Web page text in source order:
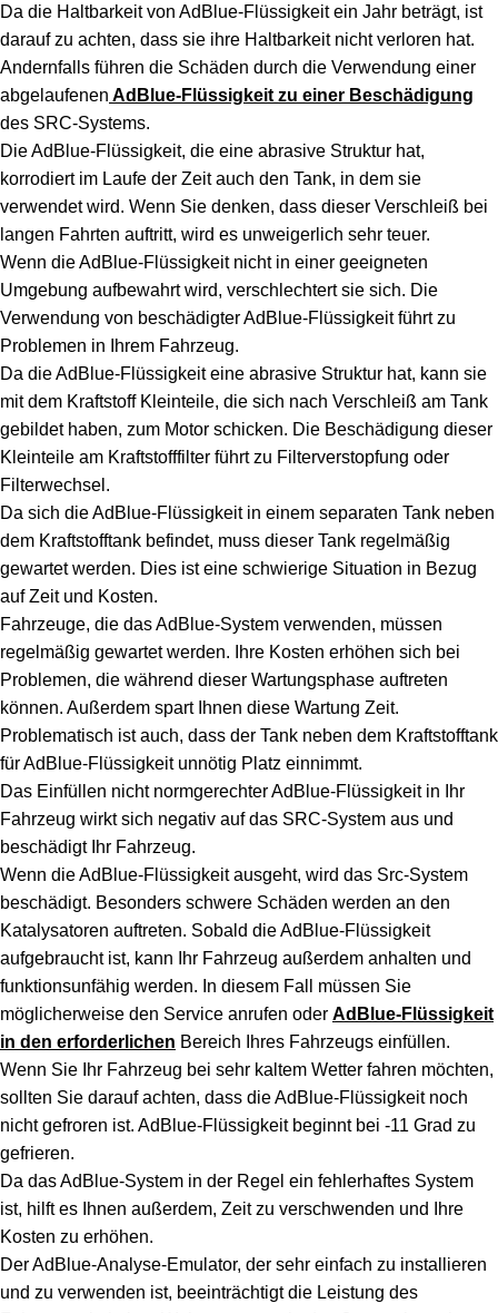
Da die Haltbarkeit von AdBlue-Flüssigkeit ein Jahr beträgt, ist
darauf zu achten, dass sie ihre Haltbarkeit nicht verloren hat.
Andernfalls führen die Schäden durch die Verwendung einer
abgelaufenen AdBlue-Flüssigkeit zu einer Beschädigung
des SRC-Systems.
Die AdBlue-Flüssigkeit, die eine abrasive Struktur hat,
korrodiert im Laufe der Zeit auch den Tank, in dem sie
verwendet wird. Wenn Sie denken, dass dieser Verschleiß bei
langen Fahrten auftritt, wird es unweigerlich sehr teuer.
Wenn die AdBlue-Flüssigkeit nicht in einer geeigneten
Umgebung aufbewahrt wird, verschlechtert sie sich. Die
Verwendung von beschädigter AdBlue-Flüssigkeit führt zu
Problemen in Ihrem Fahrzeug.
Da die AdBlue-Flüssigkeit eine abrasive Struktur hat, kann sie
mit dem Kraftstoff Kleinteile, die sich nach Verschleiß am Tank
gebildet haben, zum Motor schicken. Die Beschädigung dieser
Kleinteile am Kraftstofffilter führt zu Filterverstopfung oder
Filterwechsel.
Da sich die AdBlue-Flüssigkeit in einem separaten Tank neben
dem Kraftstofftank befindet, muss dieser Tank regelmäßig
gewartet werden. Dies ist eine schwierige Situation in Bezug
auf Zeit und Kosten.
Fahrzeuge, die das AdBlue-System verwenden, müssen
regelmäßig gewartet werden. Ihre Kosten erhöhen sich bei
Problemen, die während dieser Wartungsphase auftreten
können. Außerdem spart Ihnen diese Wartung Zeit.
Problematisch ist auch, dass der Tank neben dem Kraftstofftank
für AdBlue-Flüssigkeit unnötig Platz einnimmt.
Das Einfüllen nicht normgerechter AdBlue-Flüssigkeit in Ihr
Fahrzeug wirkt sich negativ auf das SRC-System aus und
beschädigt Ihr Fahrzeug.
Wenn die AdBlue-Flüssigkeit ausgeht, wird das Src-System
beschädigt. Besonders schwere Schäden werden an den
Katalysatoren auftreten. Sobald die AdBlue-Flüssigkeit
aufgebraucht ist, kann Ihr Fahrzeug außerdem anhalten und
funktionsunfähig werden. In diesem Fall müssen Sie
möglicherweise den Service anrufen oder AdBlue-Flüssigkeit
in den erforderlichen Bereich Ihres Fahrzeugs einfüllen.
Wenn Sie Ihr Fahrzeug bei sehr kaltem Wetter fahren möchten,
sollten Sie darauf achten, dass die AdBlue-Flüssigkeit noch
nicht gefroren ist. AdBlue-Flüssigkeit beginnt bei -11 Grad zu
gefrieren.
Da das AdBlue-System in der Regel ein fehlerhaftes System
ist, hilft es Ihnen außerdem, Zeit zu verschwenden und Ihre
Kosten zu erhöhen.
Der AdBlue-Analyse-Emulator, der sehr einfach zu installieren
und zu verwenden ist, beeinträchtigt die Leistung des